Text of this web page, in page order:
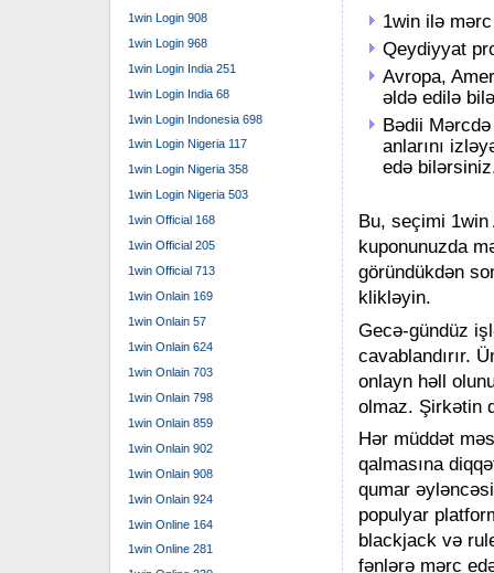
1win ilə
Qeydiyyat
Avropa,
əldə edilə
Bədii
anlarını
edə
Bu, seçimi
kuponunuzda
göründükdən
klikləyin.
Gecə-gündüz
cavablandırır.
onlayn həll
olmaz. Şirkətin
Hər müddət
qalmasına
qumar
populyar
blackjack və
fənlərə mərc
1win Login 908
1win Login 968
1win Login India 251
1win Login India 68
1win Login Indonesia 698
1win Login Nigeria 117
1win Login Nigeria 358
1win Login Nigeria 503
1win Official 168
1win Official 205
1win Official 713
1win Onlain 169
1win Onlain 57
1win Onlain 624
1win Onlain 703
1win Onlain 798
1win Onlain 859
1win Onlain 902
1win Onlain 908
1win Onlain 924
1win Online 164
1win Online 281